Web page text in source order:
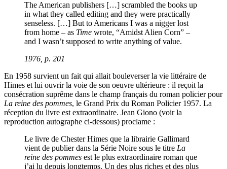
The American publishers […] scrambled the books up
in what they called editing and they were practically
senseless. […] But to Americans I was a nigger lost
from home – as Time wrote, “Amidst Alien Corn” –
and I wasn’t supposed to write anything of value.
1976, p. 201
En 1958 survient un fait qui allait bouleverser la vie littéraire de
Himes et lui ouvrir la voie de son oeuvre ultérieure : il reçoit la
consécration suprême dans le champ français du roman policier pour
La reine des pommes, le Grand Prix du Roman Policier 1957. La
réception du livre est extraordinaire. Jean Giono (voir la
reproduction autographe ci-dessous) proclame :
Le livre de Chester Himes que la librairie Gallimard
vient de publier dans la Série Noire sous le titre La
reine des pommes est le plus extraordinaire roman que
j’ai lu depuis longtemps. Un des plus riches et des plus